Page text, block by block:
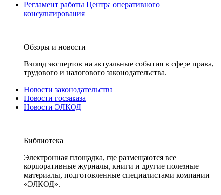
Регламент работы Центра оперативного
консультирования
Обзоры и новости
Взгляд экспертов на актуальные события в сфере права,
трудового и налогового законодательства.
Новости законодательства
Новости госзаказа
Новости ЭЛКОД
Библиотека
Электронная площадка, где размещаются все
корпоративные журналы, книги и другие полезные
материалы, подготовленные специалистами компании
«ЭЛКОД».